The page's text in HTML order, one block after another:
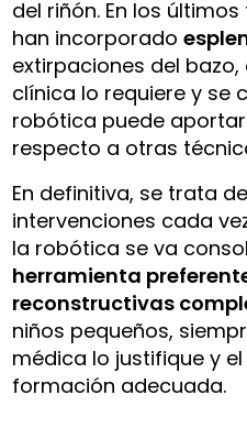
del riñón. En los
han incorporado
extirpaciones del
clínica lo requiere y se
robótica puede
respecto a otras
En definitiva, se trata
intervenciones cada
la robótica se va
herramienta
reconstructivas
niños pequeños,
médica lo justifique y
formación adecuada.